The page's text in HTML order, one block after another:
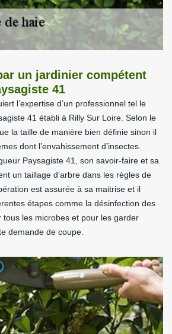
un jardinier compétent
41
l’expertise d’un professionnel tel le
41 établi à Rilly Sur Loire. Selon le
la taille de manière bien définie sinon il
dont l’envahissement d’insectes.
Paysagiste 41, son savoir-faire et sa
un taillage d’arbre dans les règles de
est assurée à sa maitrise et il
étapes comme la désinfection des
tous les microbes et pour les garder
demande de coupe.